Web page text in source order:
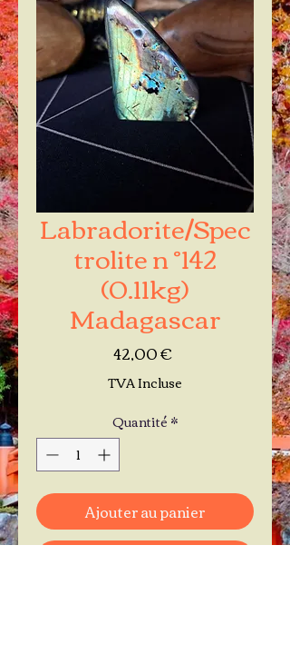
Labradorite/Spec
trolite n °142
(0.11kg)
Madagascar
42,00 €Prix
TVA Incluse
Quantité*
Ajouter au panier